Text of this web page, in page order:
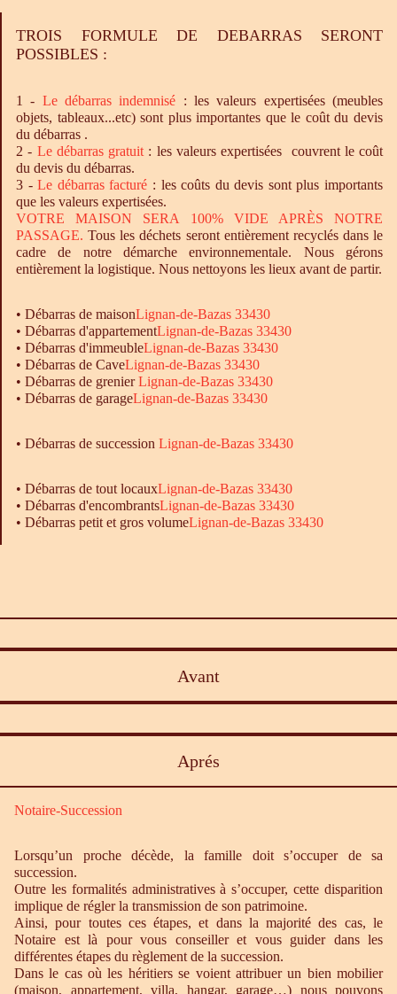
TROIS FORMULE DE DEBARRAS SERONT
POSSIBLES :
1 - Ledébarras indemnisé : les valeurs expertisées (meubles
objets, tableaux...etc) sont plus importantes que le coût du devis
du débarras .
2 - Le débarrasgratuit : les valeurs expertisées couvrent le coût
du devis du débarras.
3 -Le débarrasfacturé : les coûts du devis sont plus importants
que les valeurs expertisées.
VOTRE MAISON SERA 100% VIDE APRÈS NOTRE
PASSAGE. Tous les déchets seront entièrement recyclés dans le
cadre de notre démarche environnementale. Nous gérons
entièrement la logistique. Nous nettoyons les lieux avant de partir.
• Débarras de maisonLignan-de-Bazas 33430
• Débarras d'appartementLignan-de-Bazas 33430
• Débarras d'immeubleLignan-de-Bazas 33430
• Débarras de CaveLignan-de-Bazas 33430
• Débarras de grenierLignan-de-Bazas 33430
• Débarras de garageLignan-de-Bazas 33430
• Débarras de succession Lignan-de-Bazas 33430
• Débarras de tout locauxLignan-de-Bazas 33430
• Débarras d'encombrantsLignan-de-Bazas 33430
• Débarras petit et gros volumeLignan-de-Bazas 33430
Avant
Aprés
Notaire-Succession
Lorsqu’un proche décède, la famille doit s’occuper de sa
succession.
Outre les formalités administratives à s’occuper, cette disparition
implique de régler la transmission de son patrimoine.
Ainsi, pour toutes ces étapes, et dans la majorité des cas, le
Notaire est là pour vous conseiller et vous guider dans les
différentes étapes du règlement de la succession.
Dans le cas où les héritiers se voient attribuer un bien mobilier
(maison, appartement, villa, hangar, garage…) nous pouvons